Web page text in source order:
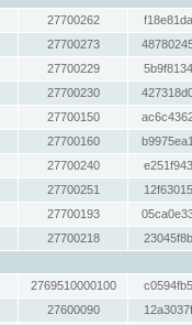
27700262
27700273
27700229
27700230
27700150
27700160
27700240
27700251
27700193
27700218
2769510000100
27600090